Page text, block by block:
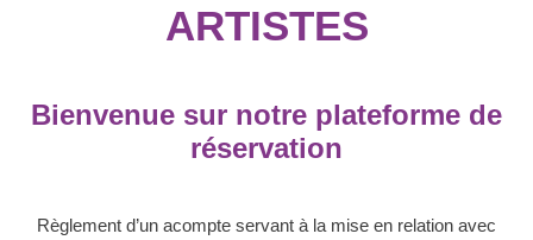
ARTISTES
Bienvenue sur notre plateforme de
réservation
Règlement d’un acompte servant à la mise en relation avec